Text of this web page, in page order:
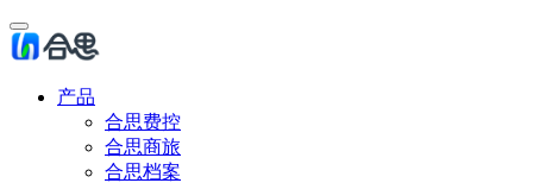
产品
合思费控
合思商旅
合思档案